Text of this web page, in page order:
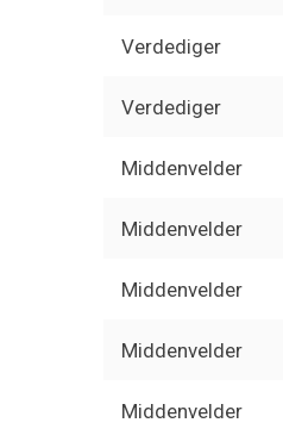
Verdediger
Verdediger
Middenvelder
Middenvelder
Middenvelder
Middenvelder
Middenvelder